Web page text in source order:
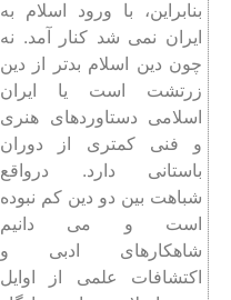
بنابراین، با ورود اسلام به
ایران نمی ­شد کنار آمد. نه
چون دین اسلام بدتر از دین
زرتشت است یا ایران
اسلامی دستاورد‏های هنری
و فنی کمتری از دوران
باستانی دارد. درواقع
شباهت بین دو دین کم نبوده
است و می­ دانیم
شاهکارهای ادبی و
اکتشافات علمی از اوایل